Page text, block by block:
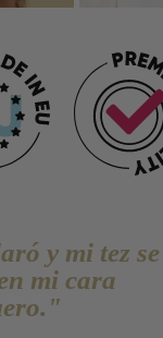
y mi tez se
mi cara